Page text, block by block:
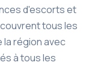
d'escorts et
tous les
la région avec
à tous les